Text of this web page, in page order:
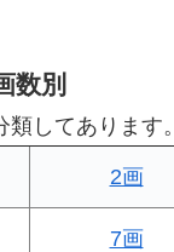
数別
してあります。
2画
7画